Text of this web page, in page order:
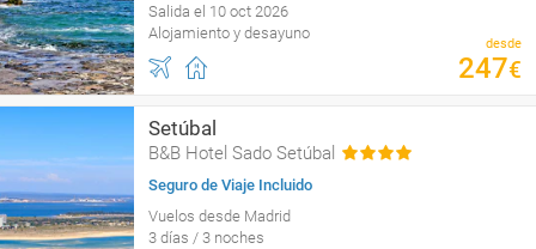
Salida el 10 oct 2026
Alojamiento y desayuno
desde
247€
Setúbal
B&B Hotel Sado Setúbal
Seguro de Viaje Incluido
Vuelos desde Madrid
3 días / 3 noches